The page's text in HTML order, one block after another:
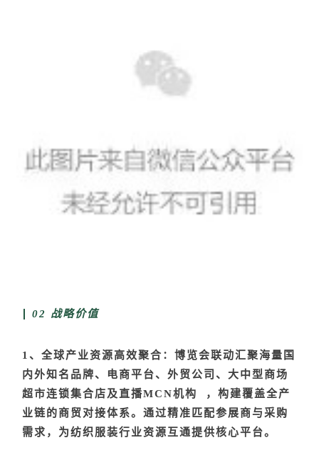
02 战略价值
1、全球产业资源高效聚合：博览会联动汇聚海量国
内外知名品牌、电商平台、外贸公司、大中型商场
超市连锁集合店及直播MCN机构
，构建覆盖全产
业链的商贸对接体系。通过精准匹配参展商与采购
需求，为纺织服装行业资源互通提供核心平台。